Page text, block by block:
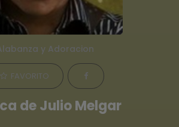
y Adoracion
FAVORITO
de Julio Melgar